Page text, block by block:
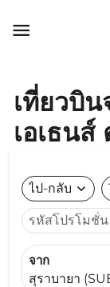

เที่ยวบิ
เอเธน
ไป-กลับ expand_more
รหัสโปรโมชั่น
จาก
สุราบายา